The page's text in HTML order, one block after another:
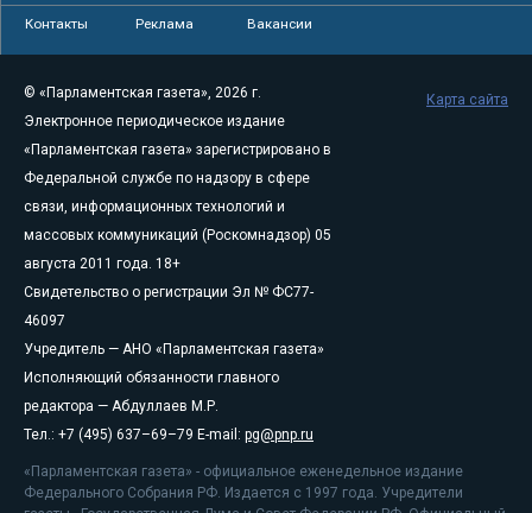
Контакты Реклама Вакансии
© «Парламентская газета», 2026 г.
Электронное периодическое издание
«Парламентская газета» зарегистрировано в
Федеральной службе по надзору в сфере
связи, информационных технологий и
массовых коммуникаций (Роскомнадзор) 05
августа 2011 года. 18+
Свидетельство о регистрации Эл № ФС77-
46097
Учредитель — АНО «Парламентская газета»
Исполняющий обязанности главного
редактора — Абдуллаев М.Р.
Тел.: +7 (495) 637–69–79 E-mail: pg@pnp.ru
«Парламентская газета» - официальное еженедельное издание
Федерального Собрания РФ. Издается с 1997 года. Учредители
Карта сайта